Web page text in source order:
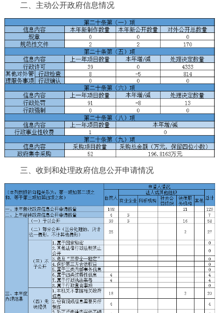
二、主动公开政府信息情况
三、收到和处理政府信息公开申请情况